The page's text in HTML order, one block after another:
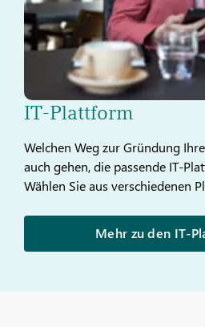
IT-Plattform
Welchen Weg zur Gründung
auch gehen, die passende IT-
Wählen Sie aus verschiedenen
Mehr zu den IT-